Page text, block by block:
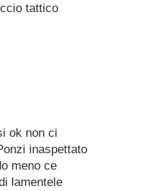
tattico
ok non ci
inaspettato
meno ce
lamentele